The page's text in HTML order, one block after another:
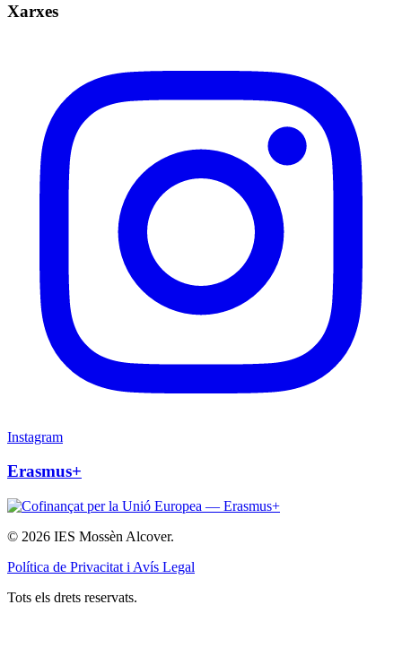
Xarxes
Instagram
Erasmus+
© 2026 IES Mossèn Alcover.
Política de Privacitat i Avís Legal
Tots els drets reservats.